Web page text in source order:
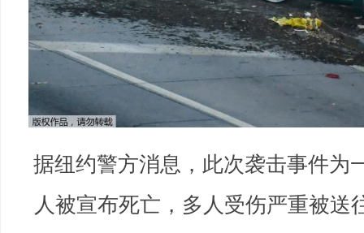
据纽约警方消息，此次袭击事件为
人被宣布死亡，多人受伤严重被送